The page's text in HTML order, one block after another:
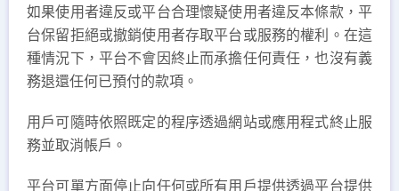
如果使用者違反或平台合理懷疑使用者違反本條款，平
台保留拒絕或撤銷使用者存取平台或服務的權利。在這
種情況下，平台不會因終止而承擔任何責任，也沒有義
務退還任何已預付的款項。
用戶可隨時依照既定的程序透過網站或應用程式終止服
務並取消帳戶。
平台可單方面停止向任何或所有用戶提供透過平台提供